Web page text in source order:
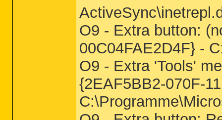
O9 - Extra button:
00C04FAE2D4F} -
O9 - Extra 'Tools'
{2EAF5BB2-070F-